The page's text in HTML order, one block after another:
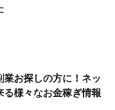
業お探しの方に！ネッ
る様々なお金稼ぎ情報